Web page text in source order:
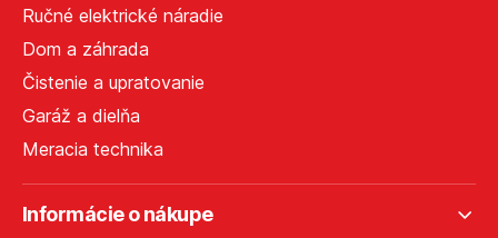
Ručné elektrické náradie
Dom a záhrada
Čistenie a upratovanie
Garáž a dielňa
Meracia technika
Informácie o nákupe